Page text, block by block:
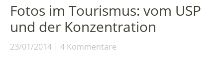
Fotos im Tourismus: vom USP
und der Konzentration
23/01/2014 4 Kommentare